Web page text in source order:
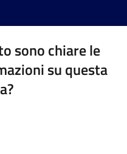
sono chiare le
su questa